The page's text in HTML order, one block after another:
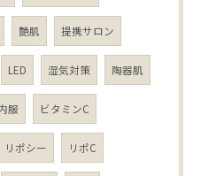
艶肌 提携サロン
LED 湿気対策 陶器肌
服 ビタミンC
リポシー リポC